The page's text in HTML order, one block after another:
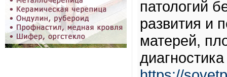
патологий
развития и
матерей,